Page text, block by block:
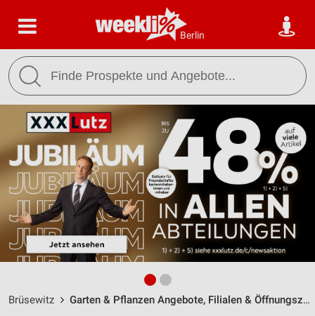
Berlin
Brüsewitz Garten & Pflanzen Angebote, Filialen & Öffnungszeiten